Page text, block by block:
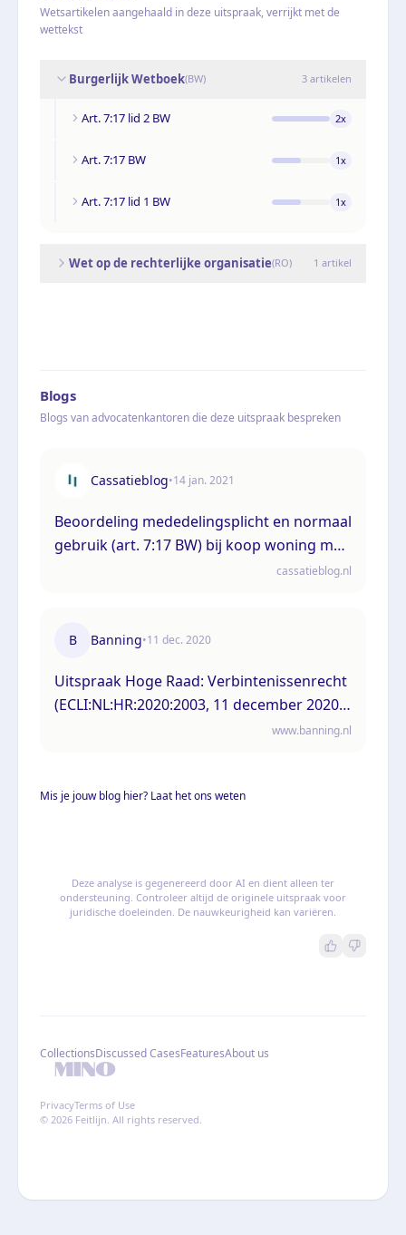
Wetsartikelen aangehaald in deze uitspraak, verrijkt met de
wettekst
Burgerlijk Wetboek(BW) 3 artikelen
Art. 7:17 lid 2 BW 2x
Art. 7:17 BW 1x
Art. 7:17 lid 1 BW 1x
Wet op de rechterlijke organisatie(RO) 1 artikel
Blogs
Blogs van advocatenkantoren die deze uitspraak bespreken
Cassatieblog•14 jan. 2021
Beoordeling mededelingsplicht en normaal
gebruik (art. 7:17 BW) bij koop woning met
cassatieblog.nl
B Banning•11 dec. 2020
Uitspraak Hoge Raad: Verbintenissenrecht
(ECLI:NL:HR:2020:2003, 11 december 2020,
www.banning.nl
Mis je jouw blog hier? Laat het ons weten
Deze analyse is gegenereerd door AI en dient alleen ter
ondersteuning. Controleer altijd de originele uitspraak voor
juridische doeleinden. De nauwkeurigheid kan variëren.
CollectionsDiscussed CasesFeaturesAbout us
PrivacyTerms of Use
© 2026 Feitlijn. All rights reserved.